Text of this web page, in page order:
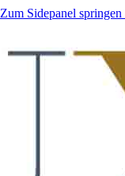
Zum Sidepanel springen